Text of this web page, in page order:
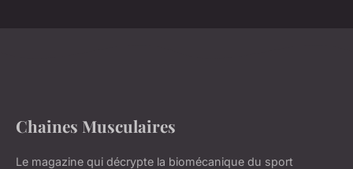
Chaines Musculaires
Le magazine qui décrypte la biomécanique du sport